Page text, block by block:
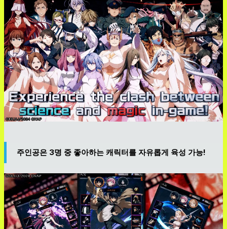
주인공은 3명 중 좋아하는 캐릭터를 자유롭게 육성 가능!